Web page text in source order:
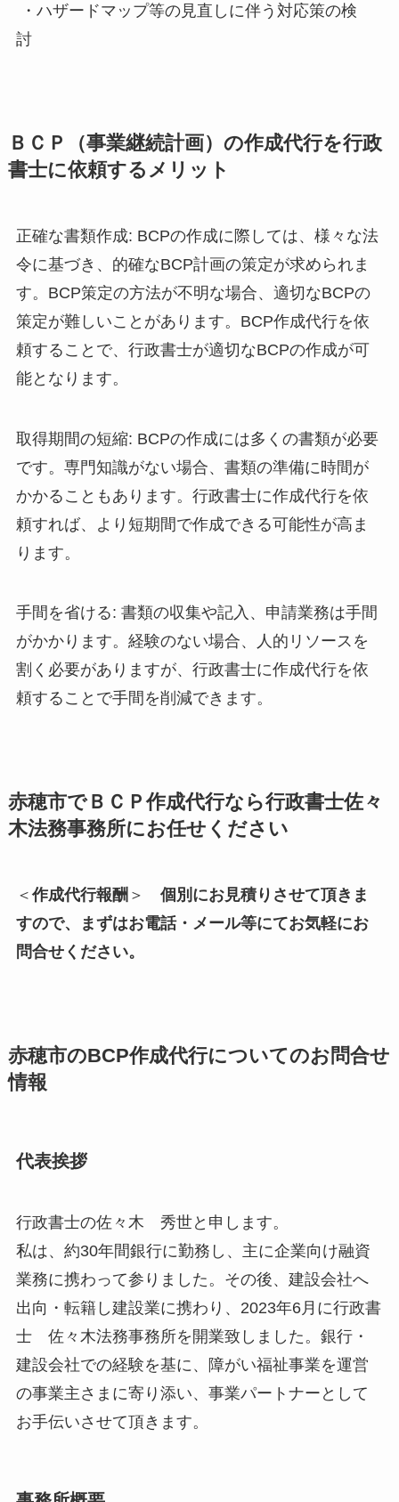
・ハザードマップ等の見直しに伴う対応策の検
討
ＢＣＰ（事業継続計画）の作成代行を行政
書士に依頼するメリット
正確な書類作成: BCPの作成に際しては、様々な法
令に基づき、的確なBCP計画の策定が求められま
す。BCP策定の方法が不明な場合、適切なBCPの
策定が難しいことがあります。BCP作成代行を依
頼することで、行政書士が適切なBCPの作成が可
能となります。
取得期間の短縮: BCPの作成には多くの書類が必要
です。専門知識がない場合、書類の準備に時間が
かかることもあります。行政書士に作成代行を依
頼すれば、より短期間で作成できる可能性が高ま
ります。
手間を省ける: 書類の収集や記入、申請業務は手間
がかかります。経験のない場合、人的リソースを
割く必要がありますが、行政書士に作成代行を依
頼することで手間を削減できます。
赤穂市でＢＣＰ作成代行なら行政書士佐々
木法務事務所にお任せください
＜ 作成代行報酬 ＞ 個別にお見積りさせて頂きま
すので、まずはお電話・メール等にてお気軽にお
問合せください。
赤穂市の BCP作成代行についてのお問合せ
情報
代表挨拶
行政書士の佐々木 秀世と申します。
私は、約30年間銀行に勤務し、主に企業向け融資
業務に携わって参りました。その後、建設会社へ
出向・転籍し建設業に携わり、2023年6月に行政書
士 佐々木法務事務所を開業致しました。銀行・
建設会社での経験を基に、障がい福祉事業を運営
の事業主さまに寄り添い、事業パートナーとして
お手伝いさせて頂きます。